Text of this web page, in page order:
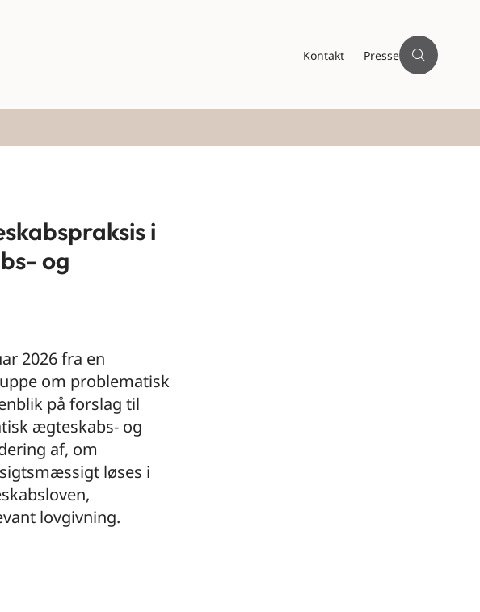
Kontakt Presse
i
og
2026 fra en
om problematisk
på forslag til
ægteskabs- og
af, om
løses i
lovgivning.